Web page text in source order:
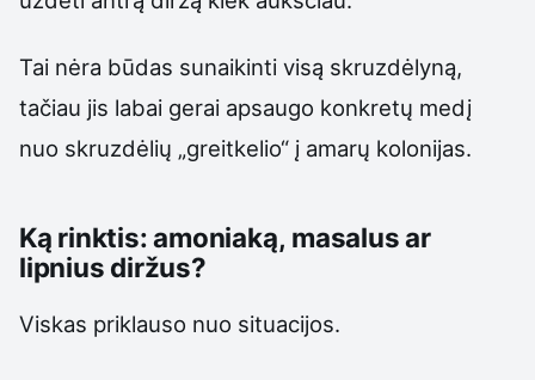
Tai nėra būdas sunaikinti visą skruzdėlyną,
tačiau jis labai gerai apsaugo konkretų medį
nuo skruzdėlių „greitkelio“ į amarų kolonijas.
Ką rinktis: amoniaką, masalus ar
lipnius diržus?
Viskas priklauso nuo situacijos.